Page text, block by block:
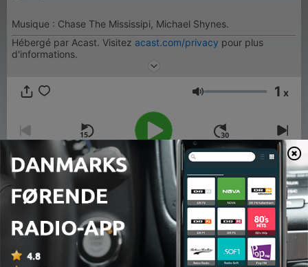
Musique : Chase The Mississipi, Michael Shynes.
Hébergé par Acast. Visitez acast.com/privacy pour plus
d'informations.
Lydstyrke 1 x
00:00 00:00
220
[Nos favoris ❤️ ] - Nans et Mouts de Nus et
Culottés (Part 2) : les coulisses d'une vie à poil